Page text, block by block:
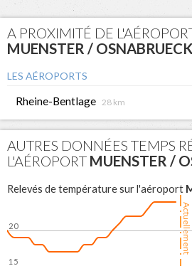
A PROXIMITÉ DE
MUENSTER / OSNABRUECK
LES AÉROPORTS
Rheine-Bentlage 28 km
AUTRES DONNÉES TEMPS
L'AÉROPORT MUENSTER /
Relevés de température sur l'aéroport
Actuellement
15
20